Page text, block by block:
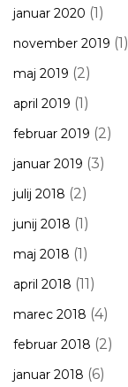
januar 2020 (1)
november 2019 (1)
maj 2019 (2)
april 2019 (1)
februar 2019 (2)
januar 2019 (3)
julij 2018 (2)
junij 2018 (1)
maj 2018 (1)
april 2018 (11)
marec 2018 (4)
februar 2018 (2)
januar 2018 (6)